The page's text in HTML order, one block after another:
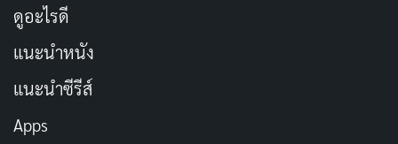
ให้การสนับสนุน อย่าง จริงจัง ในการร่วมมือกันแก้ไขปัญหา
สิ่งแวดล้อม เพราะท่านก็คือหนึ่งพลังที่จะช่วยพิทักษ์รักษา
สิ่งแวดล้อมไทยให้ยั่งยืนต่อไป
กิจกรรมวันสิ่งแวดล้อมไทย
ดูอะไรดี
แนะนำหนัง
แนะนำซีรีส์
Apps